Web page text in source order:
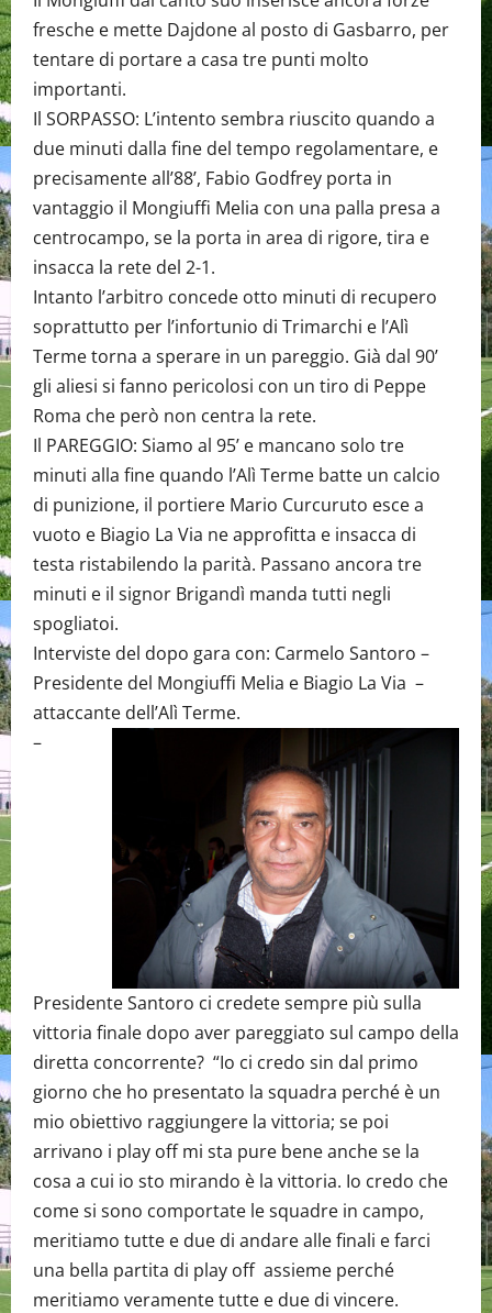
fresche e mette Dajdone al posto di Gasbarro, per
tentare di portare a casa tre punti molto
importanti.
Il SORPASSO: L’intento sembra riuscito quando a
due minuti dalla fine del tempo regolamentare, e
precisamente all’88’, Fabio Godfrey porta in
vantaggio il Mongiuffi Melia con una palla presa a
centrocampo, se la porta in area di rigore, tira e
insacca la rete del 2-1.
Intanto l’arbitro concede otto minuti di recupero
soprattutto per l’infortunio di Trimarchi e l’Alì
Terme torna a sperare in un pareggio. Già dal 90’
gli aliesi si fanno pericolosi con un tiro di Peppe
Roma che però non centra la rete.
Il PAREGGIO: Siamo al 95’ e mancano solo tre
minuti alla fine quando l’Alì Terme batte un calcio
di punizione, il portiere Mario Curcuruto esce a
vuoto e Biagio La Via ne approfitta e insacca di
testa ristabilendo la parità. Passano ancora tre
minuti e il signor Brigandì manda tutti negli
spogliatoi.
Interviste del dopo gara con: Carmelo Santoro –
Presidente del Mongiuffi Melia e Biagio La Via –
attaccante dell’Alì Terme.
–
Presidente Santoro ci credete sempre più sulla
vittoria finale dopo aver pareggiato sul campo della
diretta concorrente? “Io ci credo sin dal primo
giorno che ho presentato la squadra perché è un
mio obiettivo raggiungere la vittoria; se poi
arrivano i play off mi sta pure bene anche se la
cosa a cui io sto mirando è la vittoria. Io credo che
come si sono comportate le squadre in campo,
meritiamo tutte e due di andare alle finali e farci
una bella partita di play off assieme perché
meritiamo veramente tutte e due di vincere.